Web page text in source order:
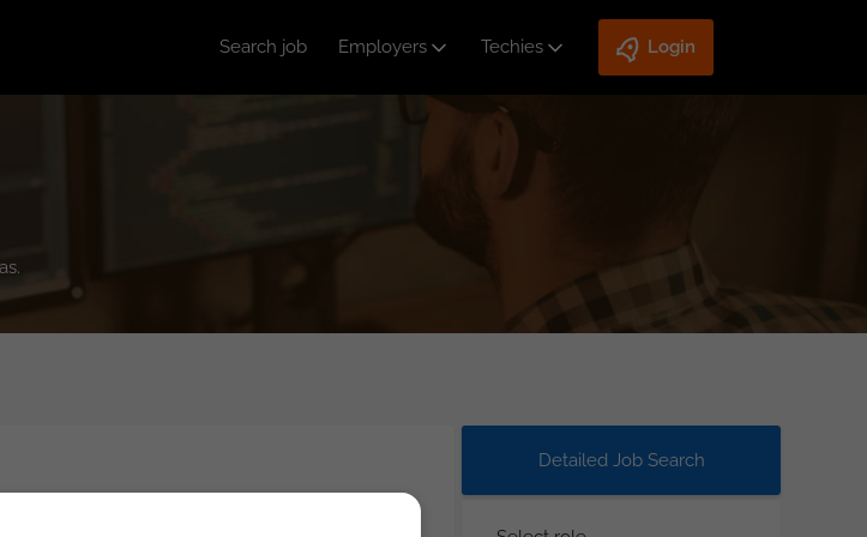
Search job Employers Techies Login
Detailed Job Search